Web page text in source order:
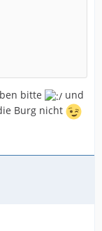
bitte
und
Burg nicht